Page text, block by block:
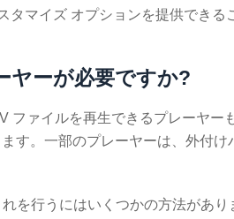
タマイズ オプションを提供できる
ヤーが必要ですか?
ファイルを再生できるプレーヤー
す。一部のプレーヤーは、外付け
を行うにはいくつかの方法があり